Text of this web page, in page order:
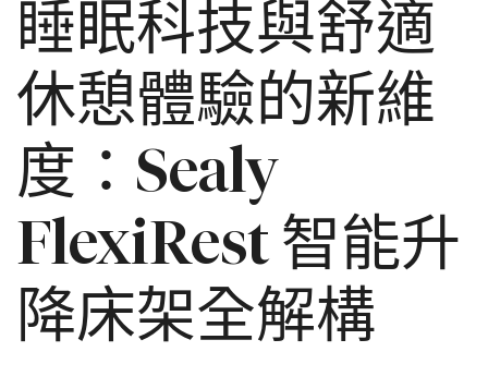
睡眠科技與舒適
休憩體驗的新維
度：Sealy
FlexiRest 智能升
降床架全解構